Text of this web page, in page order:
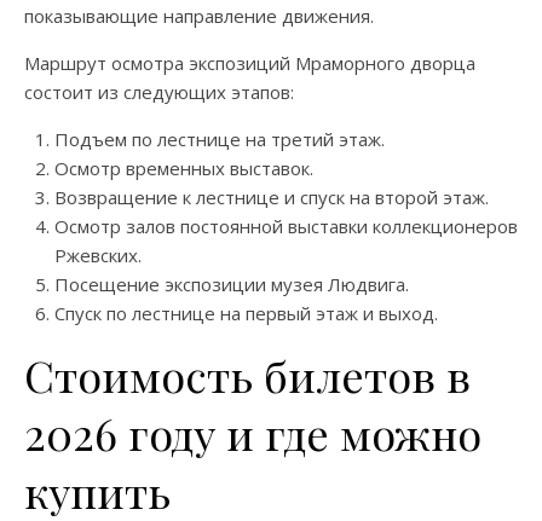
показывающие направление движения.
Маршрут осмотра экспозиций Мраморного дворца
состоит из следующих этапов:
Подъем по лестнице на третий этаж.
Осмотр временных выставок.
Возвращение к лестнице и спуск на второй этаж.
Осмотр залов постоянной выставки коллекционеров
Ржевских.
Посещение экспозиции музея Людвига.
Спуск по лестнице на первый этаж и выход.
Стоимость билетов в
2026 году и где можно
купить